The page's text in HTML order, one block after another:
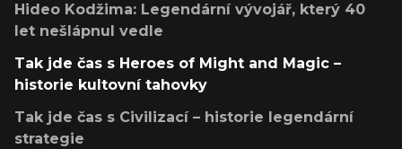
Hideo Kodžima: Legendární vývojář, který 40
let nešlápnul vedle
Tak jde čas s Heroes of Might and Magic –
historie kultovní tahovky
Tak jde čas s Civilizací – historie legendární
strategie